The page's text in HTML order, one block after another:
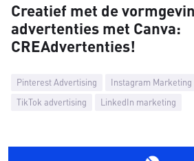
Pinterest Advertising Instagram Marketing
TikTok advertising
LinkedIn marketing
Creatief met de
advertenties met Canva:
CREAdvertenties!